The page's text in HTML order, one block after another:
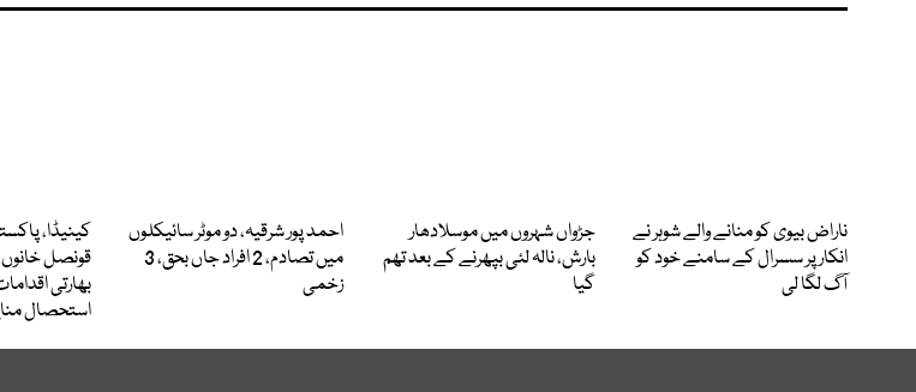
ناراض بیوی کو منانے والے شوہر نے
انکار پر سسرال کے سامنے خود کو
آگ لگا لی
جڑواں شہروں میں موسلادھار
بارش، نالہ لئی بپھرنے کے بعد تھم
گیا
احمد پور شرقیہ، دو موٹر سائیکلوں
میں تصادم، 2 افراد جاں بحق، 3
زخمی
کینیڈا،
قونصل خانوں
بھارتی
استحصال